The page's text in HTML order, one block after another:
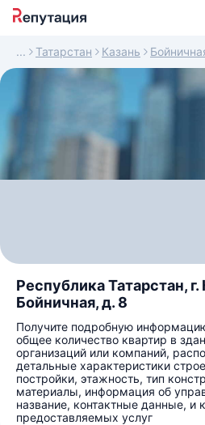
Татарстан Казань
Республика Татарстан, г.
Бойничная, д. 8
Получите подробную
общее количество квартир в
организаций или компаний,
детальные характеристики
постройки, этажность, тип
материалы, информация об
название, контактные данные, и
предоставляемых услуг